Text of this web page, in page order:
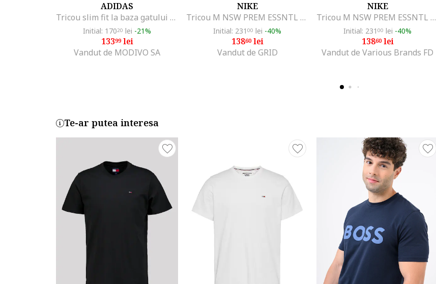
ADIDAS
Tricou slim fit la baza gatului cu logo mic, Rosu
Initial: 17020 lei -21%
13399lei
Vandut de MODIVO SA
NIKE
Tricou M NSW PREM ESSNTL SUST TEE-DO7392-451
Initial: 231 00 lei -40%
13860lei
Vandut de GRID
NIKE
Tricou M NSW PREM ESSNTL SUST TEE-DO7392-451
Initial: 231 00 lei -40%
13860lei
Vandut de Various Brands FD
Te-ar putea interesa